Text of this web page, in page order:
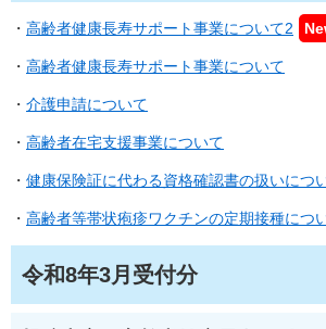
・ 高齢者健康長寿サポート事業について2
・ 高齢者健康長寿サポート事業について
・ 介護申請について
・ 高齢者在宅支援事業について
・ 健康保険証に代わる資格確認書の扱いにつ
・ 高齢者等帯状疱疹ワクチンの定期接種につ
令和8年3月受付分